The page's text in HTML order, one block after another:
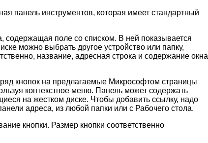
панель инструментов, которая имеет стандартный
содержащая поле со списком. В ней показывается
можно выбрать другое устройство или папку,
название, адресная строка и содержание окна
кнопок на предлагаемые Микрософтом страницы
контекстное меню. Панель может содержать
на жестком диске. Чтобы добавить ссылку, надо
адреса, из любой папки или с Рабочего стола.
кнопки. Размер кнопки соответственно